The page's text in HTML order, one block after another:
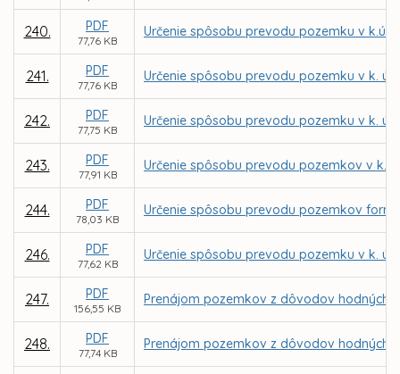
240. PDF
77,76 KB
Určenie spôsobu prevodu pozemku v k.ú.
241. PDF
77,76 KB
Určenie spôsobu prevodu pozemku v k.
242. PDF
77,75 KB
Určenie spôsobu prevodu pozemku v k.
243. PDF
77,91 KB
Určenie spôsobu prevodu pozemkov v k.
244. PDF
78,03 KB
Určenie spôsobu prevodu pozemkov
246. PDF
77,62 KB
Určenie spôsobu prevodu pozemku v k.
247. PDF
156,55 KB
Prenájom pozemkov z dôvodov hodných
248. PDF
77,74 KB
Prenájom pozemkov z dôvodov hodných